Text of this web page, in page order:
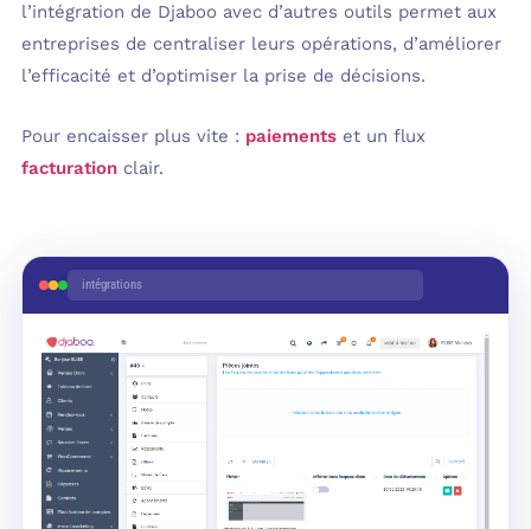
l’intégration de Djaboo avec d’autres outils permet aux
entreprises de centraliser leurs opérations, d’améliorer
l’efficacité et d’optimiser la prise de décisions.
Pour encaisser plus vite : paiements et un flux
facturation clair.
intégrations